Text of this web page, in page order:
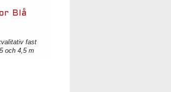
Blå
fast
och 4,5 m